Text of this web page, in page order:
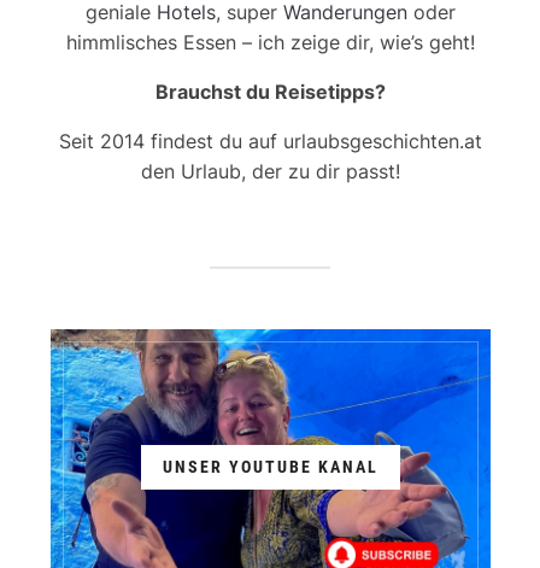
geniale Hotels, super Wanderungenoder
himmlisches Essen – ich zeige dir, wie’s geht!
Brauchst du Reisetipps?
Seit 2014 findest du auf urlaubsgeschichten.at
den Urlaub, der zu dir passt!
UNSER YOUTUBE KANAL